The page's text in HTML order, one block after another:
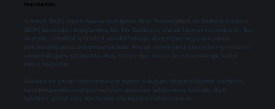
taşımazlar.
Sitemiz, 5651 Sayılı Kanun gereğince Bilgi Teknolojileri ve İletişim Kurumu
(BTK) tarafından onaylanmış bir Yer Sağlayıcı olarak hizmet vermektedir. Bu
nedenle, sitedeki içerikleri proaktif olarak denetleme veya araştırma
yükümlülüğümüz bulunmamaktadır. Ancak, üyelerimiz yazdıkları içeriklerin
sorumluluğunu taşımakta olup, siteye üye olarak bu sorumluluğu kabul
etmiş sayılırlar.
Hukuka ve yasal düzenlemelere aykırı olduğunu düşündüğünüz içerikleri,
backlinkpanelicomtr@gmail.com adresine bildirmeniz halinde, ilgili
içerikler yasal süre içerisinde sitemizden kaldırılacaktır.